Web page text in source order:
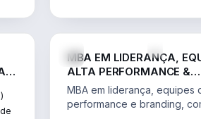
MBA EM LIDERANÇA,
ALTA PERFORMANCE &
BRANDING
MBA em liderança, equipes
performance e branding,